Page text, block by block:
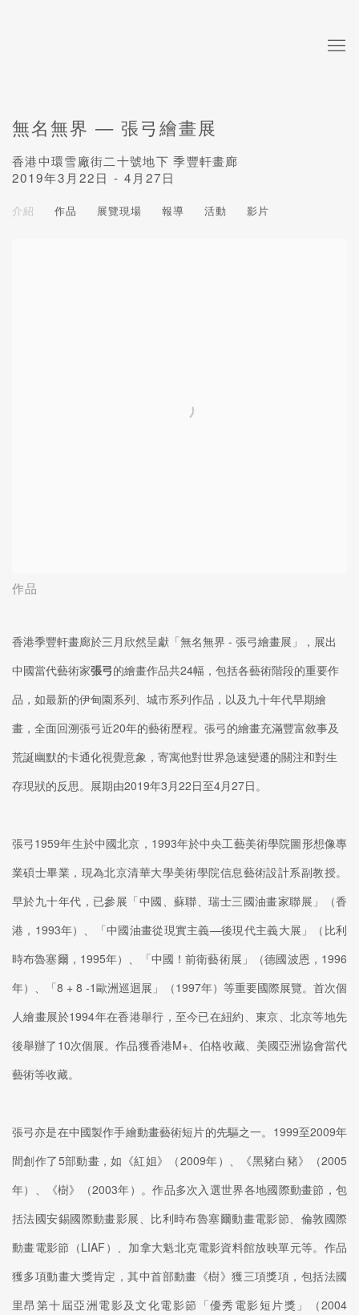
無名無界 — 張弓繪畫展
香港中環雪廠街二十號地下 季豐軒畫廊
2019年3月22日 - 4月27日
介紹 作品 展覽現場 報導 活動 影片
作品
香港季豐軒畫廊於三月欣然呈獻「無名無界 - 張弓繪畫展」，展出
中國當代藝術家張弓的繪畫作品共24幅，包括各藝術階段的重要作
品，如最新的伊甸園系列、城市系列作品，以及九十年代早期繪
畫，全面回溯張弓近20年的藝術歷程。張弓的繪畫充滿豐富敘事及
荒誕幽默的卡通化視覺意象，寄寓他對世界急速變遷的關注和對生
存現狀的反思。展期由2019年3月22日至4月27日。
張弓1959年生於中國北京，1993年於中央工藝美術學院圖形想像專
業碩士畢業，現為北京清華大學美術學院信息藝術設計系副教授。
早於九十年代，已參展「中國、蘇聯、瑞士三國油畫家聯展」（香
港，1993年）、「中國油畫從現實主義—後現代主義大展」（比利
時布魯塞爾，1995年）、「中國！前衛藝術展」（德國波恩，1996
年）、「8 + 8 -1歐洲巡迴展」（1997年）等重要國際展覽。首次個
人繪畫展於1994年在香港舉行，至今已在紐約、東京、北京等地先
後舉辦了10次個展。作品獲香港M+、伯格收藏、美國亞洲協會當代
藝術等收藏。
張弓亦是在中國製作手繪動畫藝術短片的先驅之一。1999至2009年
間創作了5部動畫，如《紅姐》（2009年）、《黑豬白豬》（2005
年）、《樹》（2003年）。作品多次入選世界各地國際動畫節，包
括法國安錫國際動畫影展、比利時布魯塞爾動畫電影節、倫敦國際
動畫電影節（LIAF）、加拿大魁北克電影資料館放映單元等。作品
獲多項動畫大獎肯定，其中首部動畫《樹》獲三項獎項，包括法國
里昂第十屆亞洲電影及文化電影節「優秀電影短片獎」（2004